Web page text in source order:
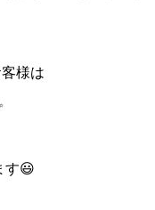
様は
す😃